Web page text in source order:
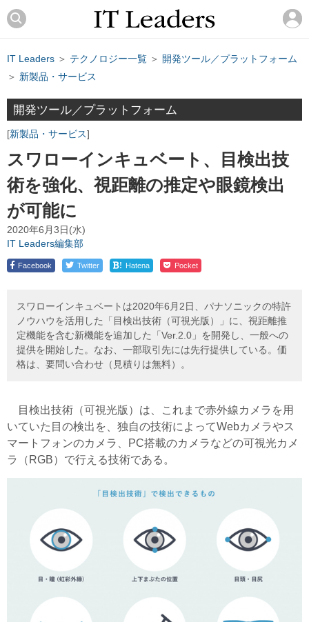
IT Leaders ＞ テクノロジー一覧 ＞ 開発ツール／プラットフォーム
＞ 新製品・サービス
開発ツール／プラットフォーム
新製品・サービス
スワローインキュベート、目検出技
術を強化、視距離の推定や眼鏡検出
が可能に
2020年6月3日(水)
IT Leaders編集部
Facebook Twitter ! Hatena Pocket
スワローインキュベートは2020年6月2日、パナソニックの特許
ノウハウを活用した「目検出技術（可視光版）」に、視距離推
定機能を含む新機能を追加した「Ver.2.0」を開発し、一般への
提供を開始した。なお、一部取引先には先行提供している。価
格は、要問い合わせ（見積りは無料）。
目検出技術（可視光版）は、これまで赤外線カメラを用
いていた目の検出を、独自の技術によってWebカメラやス
マートフォンのカメラ、PC搭載のカメラなどの可視光カメ
ラ（RGB）で行える技術である。